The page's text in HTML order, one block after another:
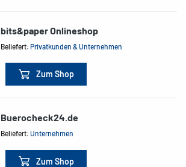
bits&paper Onlineshop
Beliefert:Privatkunden & Unternehmen
Zum Shop
Buerocheck24.de
Beliefert:Unternehmen
Zum Shop